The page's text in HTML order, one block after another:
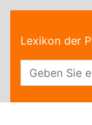
Lexikon der